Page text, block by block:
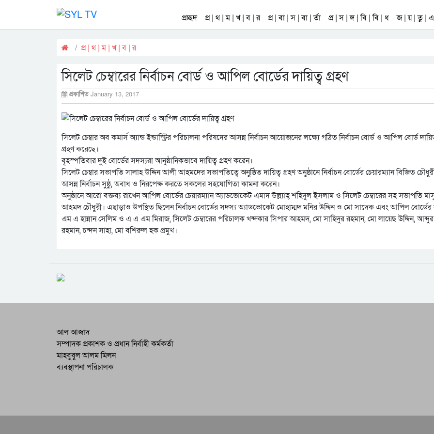
প্রচ্ছদ প্র | থ | ম | খ | ব | র প্র | বা | স | বা | র্তা প্র | স | ঙ্গ | বি | বি | ধ জ | য় | তু | এ
প্র | থ | ম | খ | ব | র
সিলেট চেম্বারের নির্বাচন বোর্ড ও আপিল বোর্ডের দায়িত্ব গ্রহণ
প্রকাশিত January 13, 2017
সিলেট চেম্বার অব কমার্স অ্যান্ড ইন্ডাস্ট্রির পরিচালনা পরিষদের আসন্ন নির্বাচন আয়োজনের লক্ষ্যে গঠিত নির্বাচন বোর্ড ও আপিল বোর্ড
গ্রহণ করেছে।
বৃহস্পতিবার দুই বোর্ডের সদস্যরা আনুষ্ঠানিকভাবে দায়িত্ব গ্রহণ করেন।
সিলেট চেম্বার সভাপতি সালাহ উদ্দিন আলী আহমদের সভাপতিত্বে অনুষ্ঠিত দায়িত্ব গ্রহণ অনুষ্ঠানে নির্বাচন বোর্ডের চেয়ারম্যান বিজিত
আসন্ন নির্বাচন সুষ্ঠু, অবাধ ও নিরপেক্ষ করতে সকলের সহযোগিতা কামনা করেন।
অনুষ্ঠানে আরো বক্তব্য রাখেন আপিল বোর্ডের চেয়ারম্যান অ্যাডভোকেট এমাদ উল্ল্যাহ্ শহিদুল ইসলাম ও সিলেট চেম্বারের সহ সভাপতি
আহমদ চৌধুরী। এছাড়াও উপস্থিত ছিলেন নির্বাচন বোর্ডের সদস্য অ্যাডভোকেট মোহাম্মদ মনির উদ্দিন ও মো সাদেক এবং আপিল
এম এ হান্নান সেলিম ও এ এ এম মিরাজ, সিলেট চেম্বারের পরিচালক খন্দকার সিপার আহমদ, মো সাহিদুর রহমান, মো লায়েছ উদ্দিন, আব্দুর
রহমান, চন্দন সাহা, মো বশিরুল হক প্রমুখ।
আল আজাদ
সম্পাদক প্রকাশক ও প্রধান নির্বাহী কর্মকর্তা
মাহবুবুল আলম মিলন
ব্যবস্থাপনা পরিচালক